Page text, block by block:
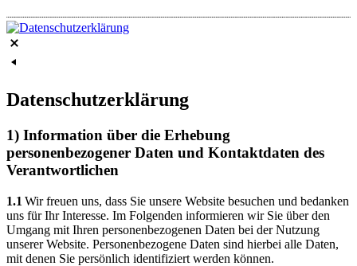
Datenschutzerklärung
1) Information über die Erhebung
personenbezogener Daten und Kontaktdaten des
Verantwortlichen
1.1 Wir freuen uns, dass Sie unsere Website besuchen und bedanken
uns für Ihr Interesse. Im Folgenden informieren wir Sie über den
Umgang mit Ihren personenbezogenen Daten bei der Nutzung
unserer Website. Personenbezogene Daten sind hierbei alle Daten,
mit denen Sie persönlich identifiziert werden können.